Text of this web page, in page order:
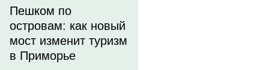
Пешком по
островам: как новый
мост изменит туризм
в Приморье